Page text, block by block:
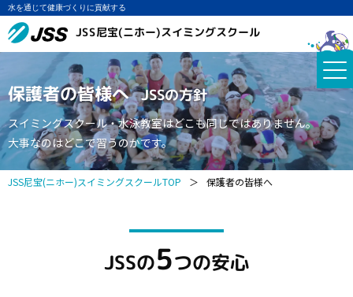
水を通じて健康づくりに貢献する
JSS尼宝(ニホー)スイミングスクール
保護者の皆様へ JSSの方針
スイミングスクール・水泳教室はどこも同じではありません。
大事なのはどこで習うのかです。
JSS尼宝(ニホー)スイミングスクールTOP ＞ 保護者の皆様へ
JSSの5つの安心